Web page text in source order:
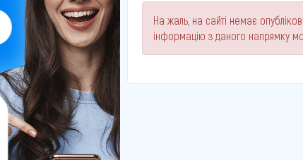
На жаль, на сайті немає
інформацію з даного напрямку